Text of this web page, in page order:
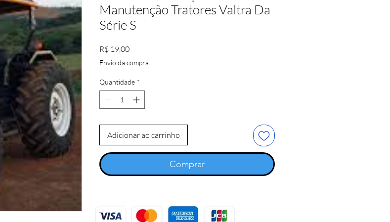
Manutenção Tratores Valtra Da
Série S
R$ 19,00Preço
Envio da compra
Quantidade *
Adicionar ao carrinho
Comprar